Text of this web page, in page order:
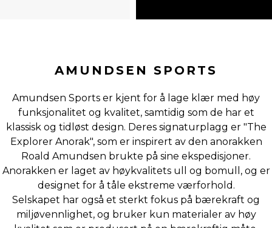
AMUNDSEN SPORTS
Amundsen Sports er kjent for å lage klær med høy
funksjonalitet og kvalitet, samtidig som de har et
klassisk og tidløst design. Deres signaturplagg er "The
Explorer Anorak", som er inspirert av den anorakken
Roald Amundsen brukte på sine ekspedisjoner.
Anorakken er laget av høykvalitets ull og bomull, og er
designet for å tåle ekstreme værforhold.
Selskapet har også et sterkt fokus på bærekraft og
miljøvennlighet, og bruker kun materialer av høy